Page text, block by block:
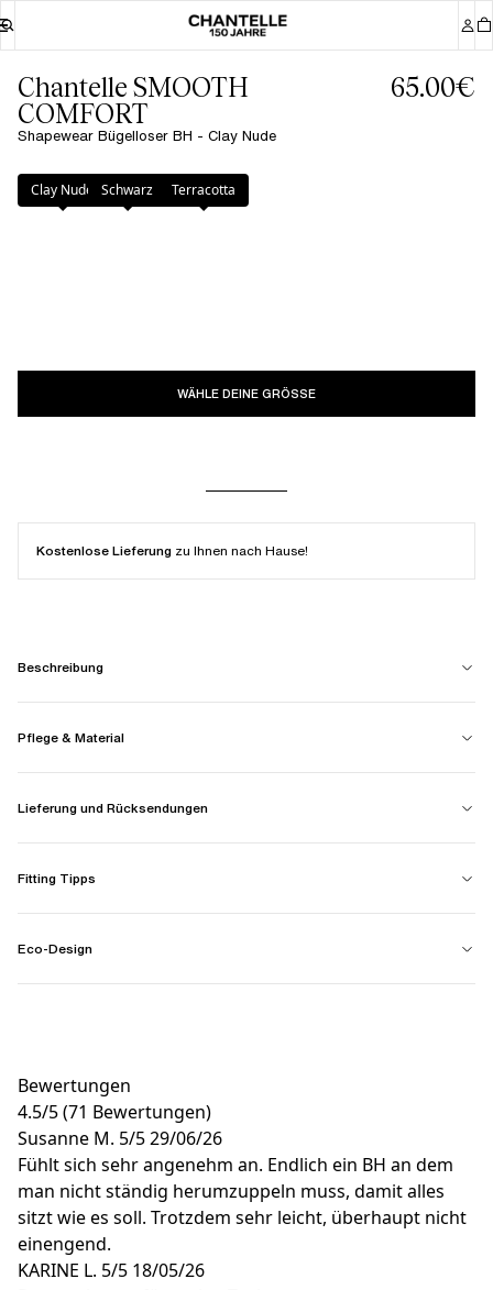
Chantelle SMOOTH
COMFORT
Shapewear Bügelloser BH - Clay Nude
65.00€
Farbe: Clay Nude
Clay Nude Schwarz Terracotta
WÄHLE DEINE GRÖSSE
Kostenlose Lieferung zu Ihnen nach Hause!
Beschreibung
Pflege & Material
Lieferung und Rücksendungen
Fitting Tipps
Eco-Design
Bewertungen
4.5/5(71 Bewertungen)
Susanne M. 5/529/06/26
Fühlt sich sehr angenehm an. Endlich ein BH an dem
man nicht ständig herumzuppeln muss, damit alles
sitzt wie es soll. Trotzdem sehr leicht, überhaupt nicht
einengend.
KARINE L. 5/5 18/05/26